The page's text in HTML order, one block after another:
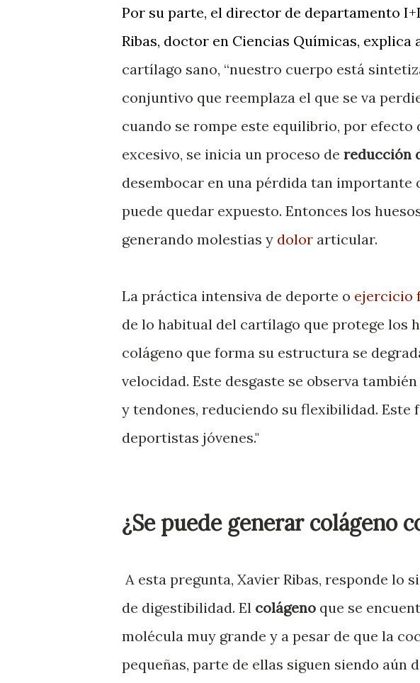
Por su parte, el director de departamento
Ribas, doctor en Ciencias Químicas, explica
cartílago sano, “nuestro cuerpo está
conjuntivo que reemplaza el que se va
cuando se rompe este equilibrio, por efecto
excesivo, se inicia un proceso de reducción
desembocar en una pérdida tan importante
puede quedar expuesto. Entonces los
generando molestias y dolor articular.
La práctica intensiva de deporte o ejercicio
de lo habitual del cartílago que protege los
colágeno que forma su estructura se
velocidad. Este desgaste se observa
y tendones, reduciendo su flexibilidad. Este
deportistas jóvenes."
¿Se puede generar colágeno
A esta pregunta, Xavier Ribas, responde lo
de digestibilidad. El colágeno que se
molécula muy grande y a pesar de que la
pequeñas, parte de ellas siguen siendo aún